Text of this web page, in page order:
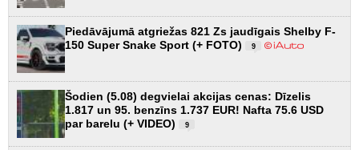
Piedāvājumā atgriežas 821 Zs jaudīgais Shelby F-
150 Super Snake Sport (+ FOTO)
9
Šodien (5.08) degvielai akcijas cenas: Dīzelis
1.817 un 95. benzīns 1.737 EUR! Nafta 75.6 USD
par barelu (+ VIDEO)
9